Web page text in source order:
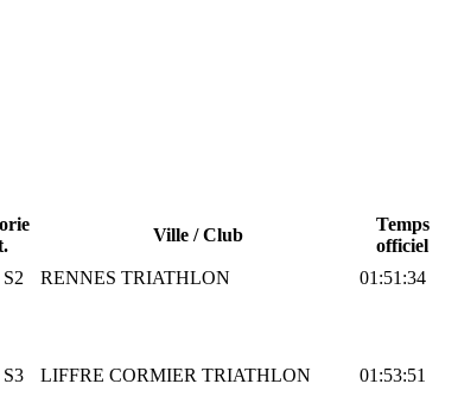
Ville / Club
Temps
officiel
S2 RENNES TRIATHLON 01:51:34
S3 LIFFRE CORMIER TRIATHLON 01:53:51